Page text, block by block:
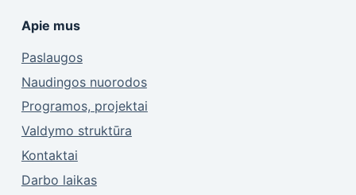
Apie mus
Paslaugos
Naudingos nuorodos
Programos, projektai
Valdymo struktūra
Kontaktai
Darbo laikas